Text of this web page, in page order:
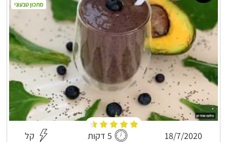
18/7/2020 5 דקות קל
מתכון טבעוני